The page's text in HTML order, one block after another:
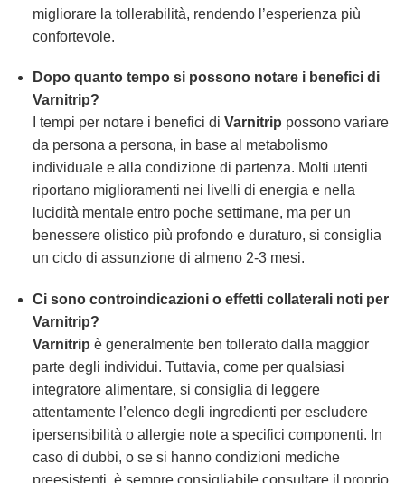
migliorare la tollerabilità, rendendo l’esperienza più
confortevole.
Dopo quanto tempo si possono notare i benefici di
Varnitrip?
I tempi per notare i benefici di Varnitrip possono variare
da persona a persona, in base al metabolismo
individuale e alla condizione di partenza. Molti utenti
riportano miglioramenti nei livelli di energia e nella
lucidità mentale entro poche settimane, ma per un
benessere olistico più profondo e duraturo, si consiglia
un ciclo di assunzione di almeno 2-3 mesi.
Ci sono controindicazioni o effetti collaterali noti per
Varnitrip?
Varnitrip è generalmente ben tollerato dalla maggior
parte degli individui. Tuttavia, come per qualsiasi
integratore alimentare, si consiglia di leggere
attentamente l’elenco degli ingredienti per escludere
ipersensibilità o allergie note a specifici componenti. In
caso di dubbi, o se si hanno condizioni mediche
preesistenti, è sempre consigliabile consultare il proprio